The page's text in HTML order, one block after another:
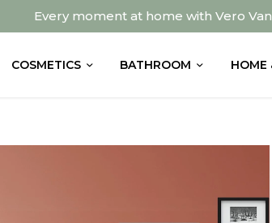
Every moment at home with Vero
COSMETICS BATHROOM HOME